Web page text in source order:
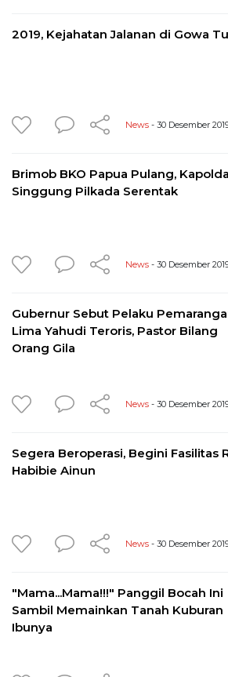
2019, Kejahatan Jalanan di Gowa
News - 30 Desember
Brimob BKO Papua Pulang, Kapolda
Singgung Pilkada Serentak
News - 30 Desember 2019
Gubernur Sebut Pelaku
Lima Yahudi Teroris, Pastor Bilang
Orang Gila
News - 30 Desember
Segera Beroperasi, Begini Fasilitas
Habibie Ainun
News - 30 Desember 2019
"Mama...Mama!!!" Panggil Bocah Ini
Sambil Memainkan Tanah Kuburan
Ibunya